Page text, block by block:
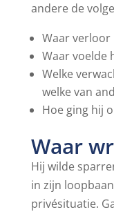
andere de
Waar verloor
Waar voelde
Welke
welke van
Hoe ging hij
Waar
Hij wilde
in zijn
privésituatie.